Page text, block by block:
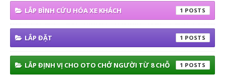
LẮP BÌNH CỨU HÓA XE KHÁCH 1
LẮP ĐẶT 1
LẮP ĐỊNH VỊ CHO OTO CHỞ NGƯỜI TỪ 8 CHỖ 1